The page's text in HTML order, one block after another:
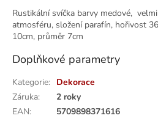
Rustikální svíčka barvy medové,
atmosféru, složení parafín, hořivost
10cm, průměr 7cm
Doplňkové parametry
Kategorie: Dekorace
Záruka:
2 roky
EAN: 5709898371616